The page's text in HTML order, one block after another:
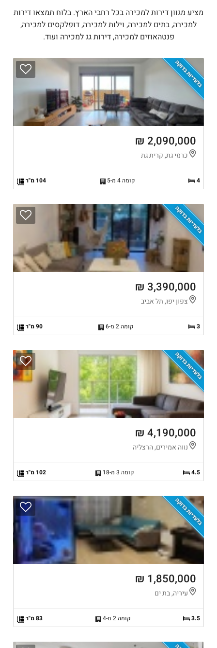
מציע מגוון דירות למכירה בכל רחבי הארץ. בלוח תמצאו דירות
למכירה, בתים למכירה, וילות למכירה, דופלקסים למכירה,
פנטהאוזים למכירה, דירות גג למכירה ועוד.
בלעדיות בדוקה
2,090,000 ₪
כרמי גת, קרית גת
4 קומה 4 מ-5 104 מ"ר
בלעדיות בדוקה
3,390,000 ₪
צפון יפו, תל אביב
3 קומה 2 מ-6 90 מ"ר
בלעדיות בדוקה
4,190,000 ₪
נווה אמירים, הרצליה
4.5 קומה 3 מ-18 102 מ"ר
בלעדיות בדוקה
1,850,000 ₪
עיריה, בת ים
3.5 קומה 2 מ-4 83 מ"ר